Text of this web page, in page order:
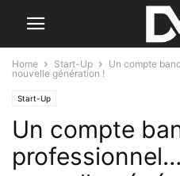
Home Start-Up
Un compte
nouvelle génération !
Start-Up
Un compte
professionnel…